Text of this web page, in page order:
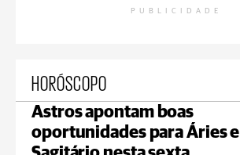
PUBLICIDADE
HORÓSCOPO
Astros apontam boas
oportunidades para Áries e